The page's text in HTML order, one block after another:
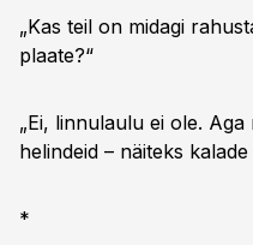
„Kas teil on midagi
plaate?“
„Ei, linnulaulu ei ole.
helindeid – näiteks
*